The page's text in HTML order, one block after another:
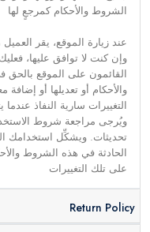
الشروط والأحكام كمرجعٍ لها
عند زيارة الموقع، يقر
وإن كنت لا توافق عليها،
القائمون على الموقع بالحق
والأحكام أو تعديلها أو
التغييرات سارية النفاذ
ويُرجى مراجعة شروط
تحديثات. ويشكِّل استخدامك
الحادثة في هذه الشروط
على تلك التغييرات
Return Policy